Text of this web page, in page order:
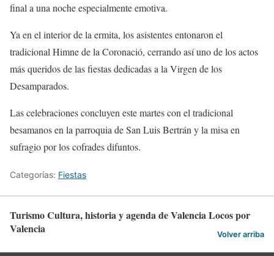
final a una noche especialmente emotiva.
Ya en el interior de la ermita, los asistentes entonaron el
tradicional Himne de la Coronació, cerrando así uno de los actos
más queridos de las fiestas dedicadas a la Virgen de los
Desamparados.
Las celebraciones concluyen este martes con el tradicional
besamanos en la parroquia de San Luis Bertrán y la misa en
sufragio por los cofrades difuntos.
Categorías: Fiestas
Turismo Cultura, historia y agenda de Valencia Locos por
Valencia
Volver arriba